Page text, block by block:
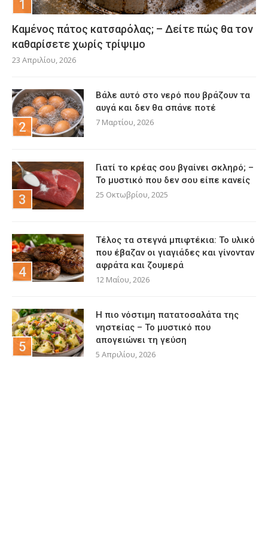
Καμένος πάτος κατσαρόλας; – Δείτε πώς θα τον
καθαρίσετε χωρίς τρίψιμο
23 Απριλίου, 2026
Βάλε αυτό στο νερό που βράζουν τα
αυγά και δεν θα σπάνε ποτέ
7 Μαρτίου, 2026
Γιατί το κρέας σου βγαίνει σκληρό; –
Το μυστικό που δεν σου είπε κανείς
25 Οκτωβρίου, 2025
Τέλος τα στεγνά μπιφτέκια: Το υλικό
που έβαζαν οι γιαγιάδες και γίνονταν
αφράτα και ζουμερά
12 Μαΐου, 2026
Η πιο νόστιμη πατατοσαλάτα της
νηστείας – Το μυστικό που
απογειώνει τη γεύση
5 Απριλίου, 2026